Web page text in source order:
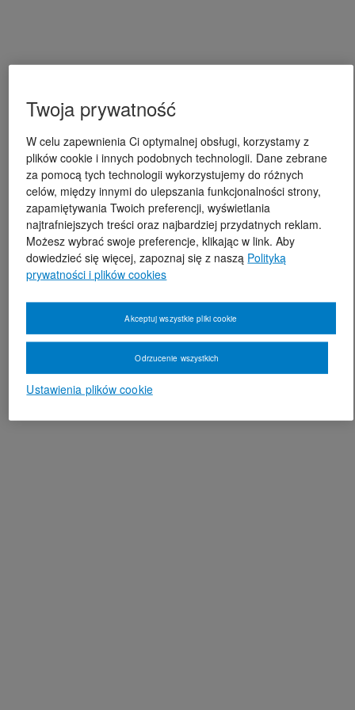
Twoja prywatność
W celu zapewnienia Ci optymalnej obsługi, korzystamy z
plików cookie i innych podobnych technologii. Dane zebrane
za pomocą tych technologii wykorzystujemy do różnych
celów, między innymi do ulepszania funkcjonalności strony,
zapamiętywania Twoich preferencji, wyświetlania
najtrafniejszych treści oraz najbardziej przydatnych reklam.
Możesz wybrać swoje preferencje, klikając w link. Aby
dowiedzieć się więcej, zapoznaj się z naszą Polityką
prywatności i plików cookies
Ustawienia plików cookie
Odrzucenie wszystkich
Akceptuj wszystkie pliki cookie